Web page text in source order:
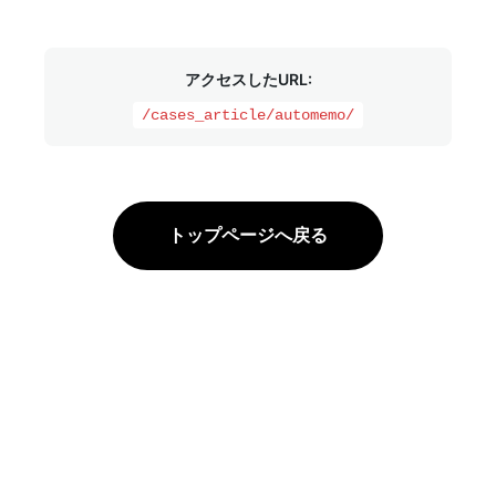
アクセスしたURL:
/cases_article/automemo/
トップページへ戻る